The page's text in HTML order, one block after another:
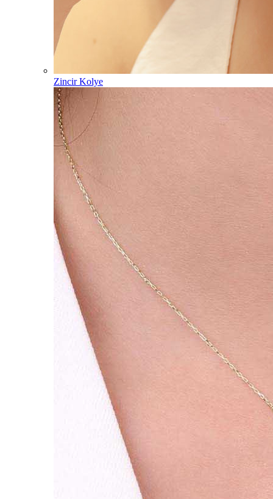
Zincir Kolye